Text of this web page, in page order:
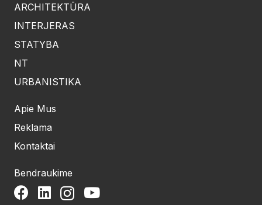
ARCHITEKTŪRA
INTERJERAS
STATYBA
NT
URBANISTIKA
Apie Mus
Reklama
Kontaktai
Bendraukime